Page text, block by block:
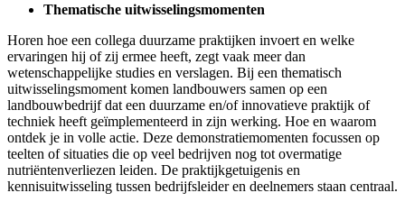
Thematische uitwisselingsmomenten
Horen hoe een collega duurzame praktijken invoert en welke
ervaringen hij of zij ermee heeft, zegt vaak meer dan
wetenschappelijke studies en verslagen. Bij een thematisch
uitwisselingsmoment komen landbouwers samen op een
landbouwbedrijf dat een duurzame en/of innovatieve praktijk of
techniek heeft geïmplementeerd in zijn werking. Hoe en waarom
ontdek je in volle actie. Deze demonstratiemomenten focussen op
teelten of situaties die op veel bedrijven nog tot overmatige
nutriëntenverliezen leiden. De praktijkgetuigenis en
kennisuitwisseling tussen bedrijfsleider en deelnemers staan centraal.